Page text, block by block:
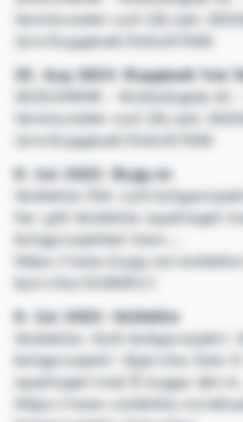
Vannkunsten syd (DL-sak
/pro/byggesak/Oslo/67000
25. Aug 2023: Byggesak hos
2025/09099 - Rostockgata
Vannkunsten syd (DL-sak
/pro/byggesak/Oslo/67000
8. Jun 2023: Bygg.no
Veidekke fikk nytt
har gitt Veidekke oppdraget
boligprosjektet Vann...
https://www.bygg.no/
bjorvika/1528091!/
8. Jun 2023: Veidekke
Veidekke: Nytt boligprosjekt i
boligprosjekt i Bjørvika Oslo
oppdraget med å bygge det
https://www.veidekke.no/